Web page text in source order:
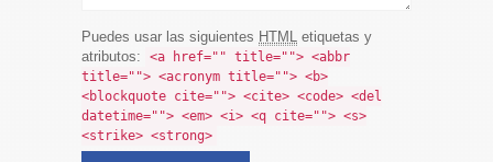
Puedes usar las siguientes HTML etiquetas y
atributos:
<a href="" title=""> <abbr
title=""> <acronym title=""> <b>
<blockquote cite=""> <cite> <code> <del
datetime=""> <em> <i> <q cite=""> <s>
<strike> <strong>